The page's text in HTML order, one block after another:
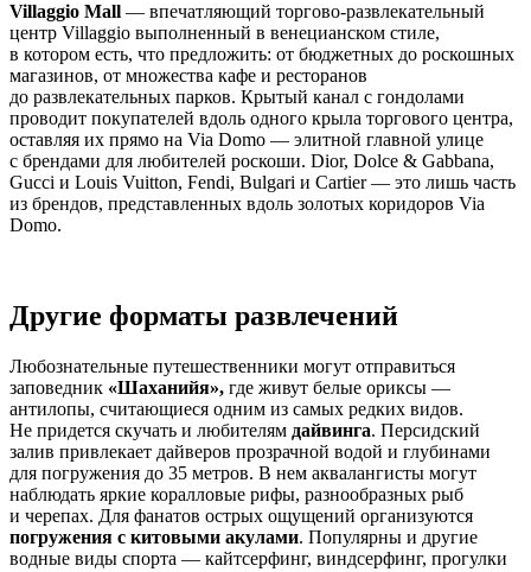
Villaggio Mall — впечатляющий торгово-развлекательный
центр Villaggio выполненный в венецианском стиле,
в котором есть, что предложить: от бюджетных до роскошных
магазинов, от множества кафе и ресторанов
до развлекательных парков. Крытый канал с гондолами
проводит покупателей вдоль одного крыла торгового центра,
оставляя их прямо на Via Domo — элитной главной улице
с брендами для любителей роскоши. Dior, Dolce & Gabbana,
Gucci и Louis Vuitton, Fendi, Bulgari и Cartier — это лишь часть
из брендов, представленных вдоль золотых коридоров Via
Domo.
Другие форматы развлечений
Любознательные путешественники могут отправиться
заповедник «Шаханийя», где живут белые ориксы —
антилопы, считающиеся одним из самых редких видов.
Не придется скучать и любителям дайвинга. Персидский
залив привлекает дайверов прозрачной водой и глубинами
для погружения до 35 метров. В нем аквалангисты могут
наблюдать яркие коралловые рифы, разнообразных рыб
и черепах. Для фанатов острых ощущений организуются
погружения с китовыми акулами. Популярны и другие
водные виды спорта — кайтсерфинг, виндсерфинг, прогулки